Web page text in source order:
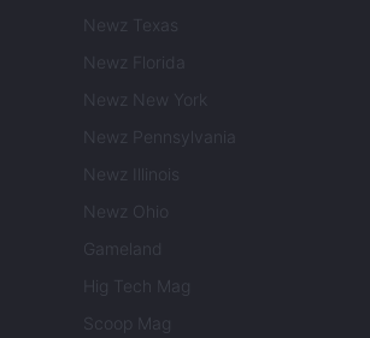
Newz Texas
Newz Florida
Newz New York
Newz Pennsylvania
Newz Illinois
Newz Ohio
Gameland
Hig Tech Mag
Scoop Mag